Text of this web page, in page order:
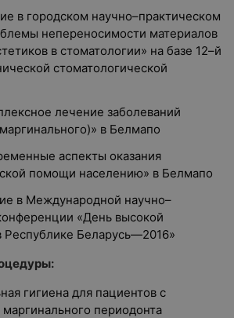
в городском научно–практическом
непереносимости материалов
в стоматологии» на базе 12–й
стоматологической
лечение заболеваний
в Белмапо
аспекты оказания
помощи населению» в Белмапо
в Международной научно–
«День высокой
Республике Беларусь—2016»
гигиена для пациентов с
периодонта